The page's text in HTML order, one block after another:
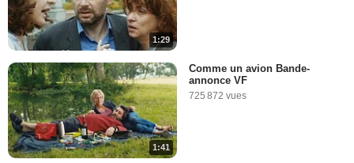
1:29
1:41
Comme un avion Bande-
annonce VF
725 872 vues